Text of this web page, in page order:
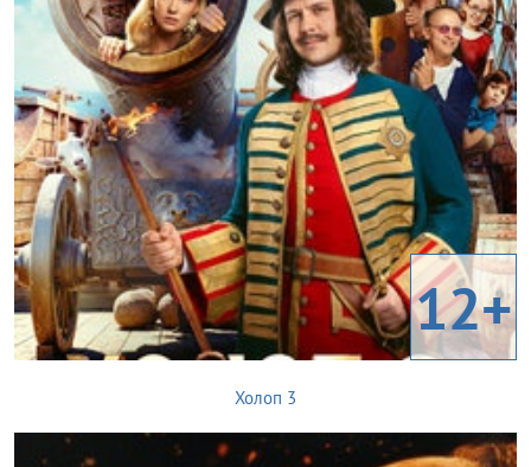
12+
Холоп 3